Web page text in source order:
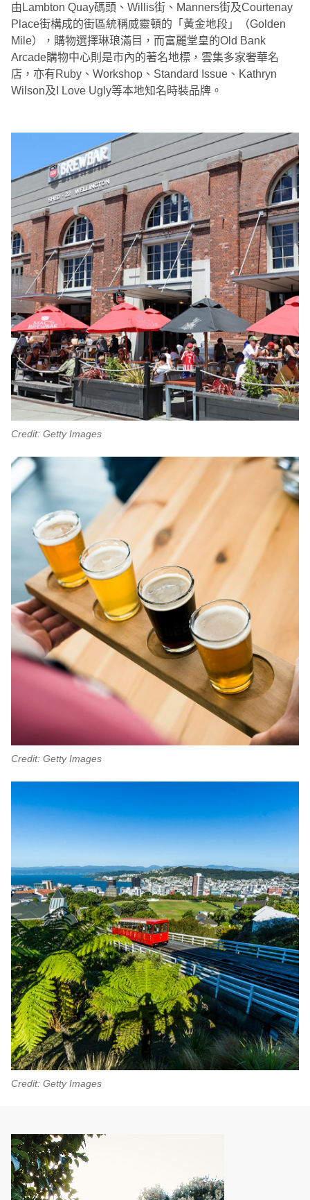
由Lambton Quay碼頭、Willis街、Manners街及Courtenay
Place街構成的街區統稱威靈頓的「黃金地段」（Golden
Mile），購物選擇琳琅滿目，而富麗堂皇的Old Bank
Arcade購物中心則是市內的著名地標，雲集多家奢華名
店，亦有Ruby、Workshop、Standard Issue、Kathryn
Wilson及I Love Ugly等本地知名時裝品牌。
Credit: Getty Images
Credit: Getty Images
Credit: Getty Images